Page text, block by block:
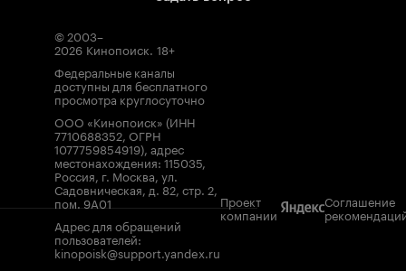
© 2003–
2026 Кинопоиск. 18+
Федеральные каналы
доступны для бесплатного
просмотра круглосуточно
ООО «Кинопоиск» (ИНН
7710688352, ОГРН
1077759854919), адрес
местонахождения: 115035,
Россия, г. Москва, ул.
Садовническая, д. 82, стр. 2,
пом. 9А01
Адрес для обращений
пользователей:
kinopoisk@support.yandex.ru
Проект
компании
Соглашение